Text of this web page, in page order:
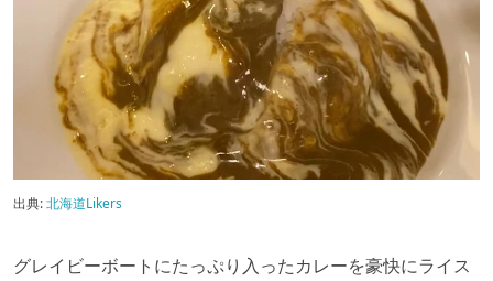
出典:北海道Likers
グレイビーボートにたっぷり入ったカレーを豪快にライス